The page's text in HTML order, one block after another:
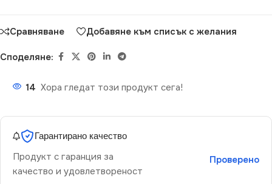
Сравняване Добавяне към списък с желания
Споделяне:
14 Хора гледат този продукт сега!
Гарантирано качество
Продукт с гаранция за
качество и удовлетвореност
Проверено